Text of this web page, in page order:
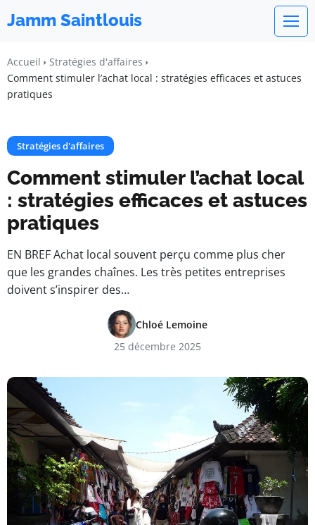
Jamm Saintlouis
Accueil
Stratégies d'affaires
Comment stimuler l’achat local : stratégies efficaces et astuces
pratiques
Stratégies d'affaires
Comment stimuler l’achat local
: stratégies efficaces et astuces
pratiques
EN BREF Achat local souvent perçu comme plus cher
que les grandes chaînes. Les très petites entreprises
doivent s’inspirer des…
Chloé Lemoine
25 décembre 2025